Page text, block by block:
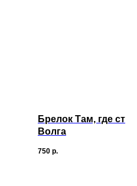
Брелок Там, где
Волга
750 р.